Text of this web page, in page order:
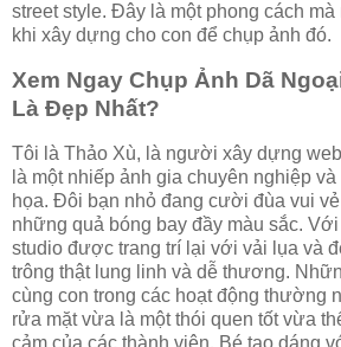
street style. Đây là một phong cách
khi xây dựng cho con để chụp ảnh đó.
Xem Ngay Chụp Ảnh Dã
Là Đẹp Nhất?
Tôi là Thảo Xù, là người xây dựng
là một nhiếp ảnh gia chuyên nghiệp
họa. Đôi bạn nhỏ đang cười đùa vui
những quả bóng bay đầy màu sắc.
studio được trang trí lại với vải lụa và
trông thật lung linh và dễ thương.
cùng con trong các hoạt động thường
rửa mặt vừa là một thói quen tốt vừa
cảm của các thành viên. Bé tạo dáng